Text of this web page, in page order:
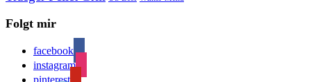
Folgt mir
facebook
instagram
pinterest